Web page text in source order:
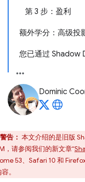
第 3 步：盈利
额外学分：高级投
您已通过 Shadow
Dominic
警告： 本文介绍的是旧版
，请参阅我们的新文章“
53、Safari 10 和
。